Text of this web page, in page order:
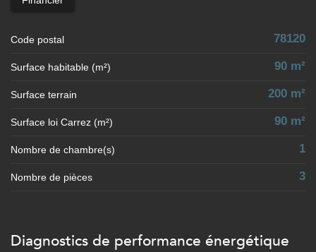
Code postal 78120
Surface habitable (m²) 90 m²
surface terrain 200 m²
Surface loi Carrez (m²) 90 m²
Nombre de chambre(s) 1
Nombre de pièces 3
diagnostics de performance énergétique